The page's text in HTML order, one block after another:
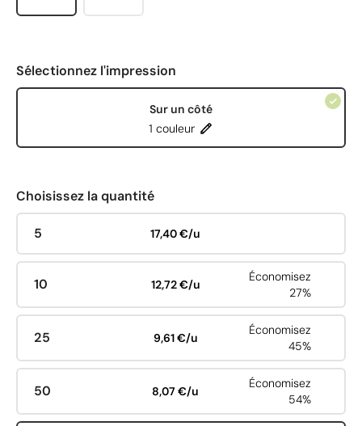
Sélectionnez l'impression
Sur un côté
1 couleur
Choisissez la quantité
5 17,40 €/u
10 12,72 €/u
Économisez
27%
25 9,61 €/u
Économisez
45%
50 8,07 €/u
Économisez
54%